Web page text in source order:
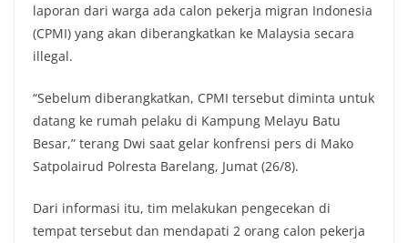
laporan dari warga ada calon pekerja migran Indonesia
(CPMI) yang akan diberangkatkan ke Malaysia secara
illegal.
“Sebelum diberangkatkan, CPMI tersebut diminta untuk
datang ke rumah pelaku di Kampung Melayu Batu
Besar,” terang Dwi saat gelar konfrensi pers di Mako
Satpolairud Polresta Barelang, Jumat (26/8).
Dari informasi itu, tim melakukan pengecekan di
tempat tersebut dan mendapati 2 orang calon pekerja